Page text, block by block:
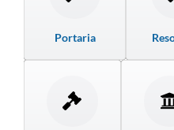
Serviços Online
Portaria